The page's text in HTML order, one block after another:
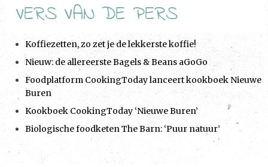
n
VERS VAN DE PERS
Koffiezetten, zo zet je de lekkerste koffie!
Nieuw: de allereerste Bagels & Beans aGoGo
Foodplatform CookingToday lanceert kookboek Nieuwe
Buren
Kookboek CookingToday ‘Nieuwe Buren’
Biologische foodketen The Barn: ‘Puur natuur’